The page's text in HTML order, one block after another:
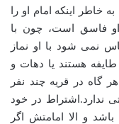
خاطر اینکه امام او را
فاسق است، چون با
نمی شود با او نماز
طایفه هستند یا دهات و
گاه در قریه چند نفر
ندارد.اشتراط در خود
و الا امامتش اگر